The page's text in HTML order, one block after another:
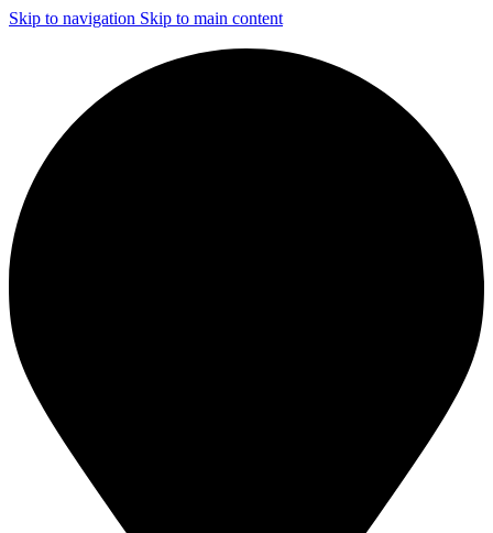
Skip to navigation Skip to main content